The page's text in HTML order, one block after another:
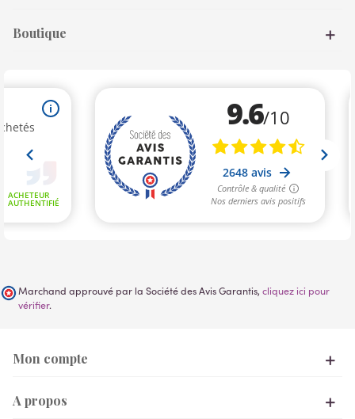
Boutique
Marchand approuvé par la Société des Avis Garantis, cliquez ici pour
vérifier.
Mon compte
A propos